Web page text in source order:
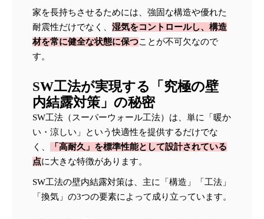
家を長持ちさせるためには、強固な構造や優れた
耐震性だけでなく、 湿気をコントロールし、構造
材を常に健全な状態に保つことが不可欠なので
す。
SW工法が実現する「究極の壁
内結露対策」の秘密
SW工法（スーパーウォール工法）は、単に「暖か
い・涼しい」という快適性を提供するだけでな
く、
「高耐久」を標準性能として設計されている
点に大きな特徴があります。
SW工法の壁内結露対策は、主に「構造」「工法」
「換気」の3つの要素によって成り立っています。